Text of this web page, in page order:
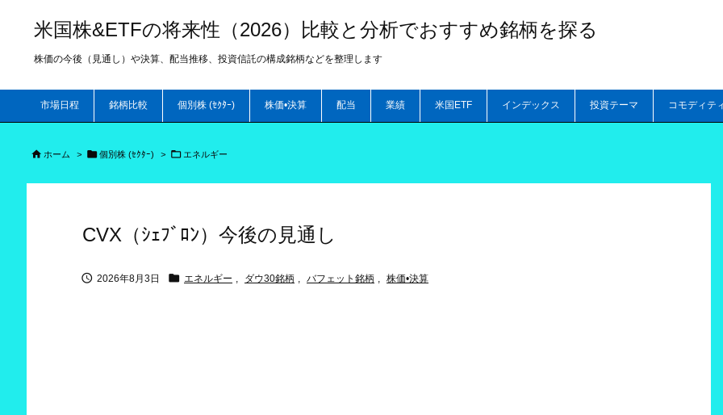
米国株&ETFの将来性（2026）比較と分析でおすすめ銘柄を探る
株価の今後（見通し）や決算、配当推移、投資信託の構成銘柄などを整理します
市場日程 銘柄比較 個別株 (ｾｸﾀｰ) 株価•決算 配当 業績 米国ETF インデックス 投資テーマ コモディテ
 ホーム > 個別株 (ｾｸﾀｰ) >  エネルギー
CVX（ｼｪﾌﾞﾛﾝ）今後の見通し
 2026年8月3日  エネルギー ダウ30銘柄 バフェット銘柄 株価•決算